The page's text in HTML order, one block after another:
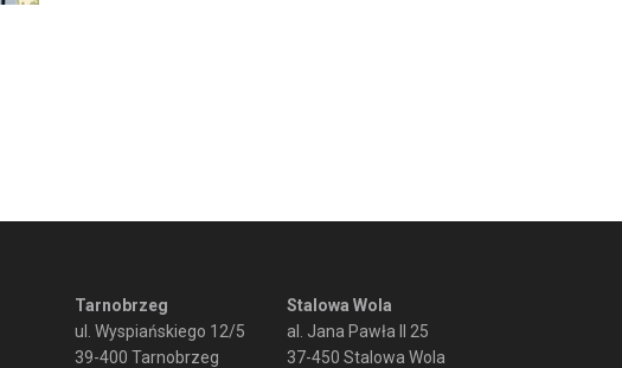
Tarnobrzeg
ul. Wyspiańskiego 12/5
39-400 Tarnobrzeg
Stalowa Wola
al. Jana Pawła II 25
37-450 Stalowa Wola